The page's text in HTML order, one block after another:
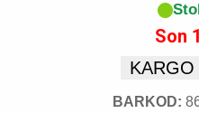
Son
KARGO
BARKOD: